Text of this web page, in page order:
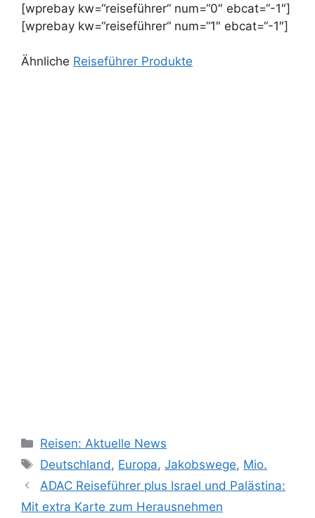
[wprebay kw=“reiseführer“ num=“0″ ebcat=“-1″]
[wprebay kw=“reiseführer“ num=“1″ ebcat=“-1″]
Ähnliche Reiseführer Produkte
Kategorien
Reisen: Aktuelle News
Schlagwörter
Deutschland , Europa,Jakobswege, Mio.
ADAC Reiseführer plus Israel und Palästina:
Mit extra Karte zum Herausnehmen